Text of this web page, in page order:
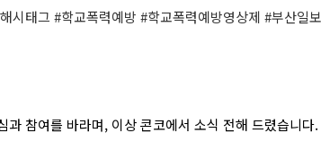
시태그 #학교폭력예방 #학교폭력예방영상제 #부산일
과 참여를 바라며, 이상 콘코에서 소식 전해 드렸습니다.